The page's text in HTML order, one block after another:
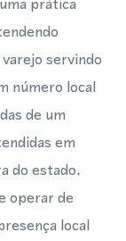
servindo
número local
de um
em
do estado.
operar de
local